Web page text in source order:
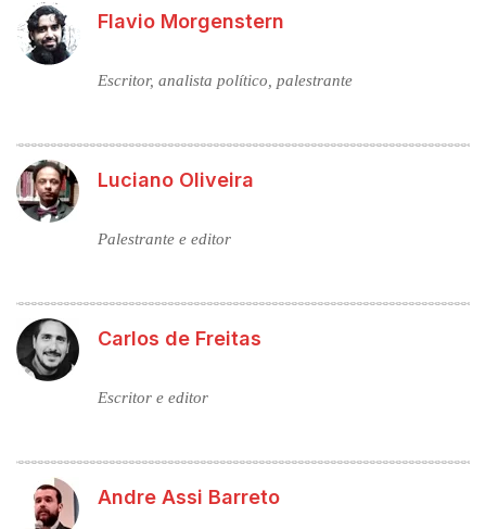
Flavio Morgenstern
Escritor, analista político, palestrante
Luciano Oliveira
Palestrante e editor
Carlos de Freitas
Escritor e editor
Andre Assi Barreto